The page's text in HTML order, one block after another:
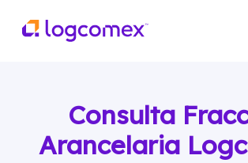
Consulta
Arancelaria